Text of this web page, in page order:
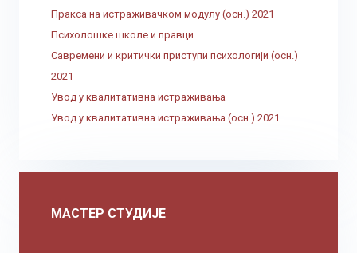
Пракса на истраживачком модулу (осн.) 2021
Психолошке школе и правци
Савремени и критички приступи психологији (осн.)
2021
Увод у квалитативна истраживања
Увод у квалитативна истраживања (осн.) 2021
МАСТЕР СТУДИЈЕ